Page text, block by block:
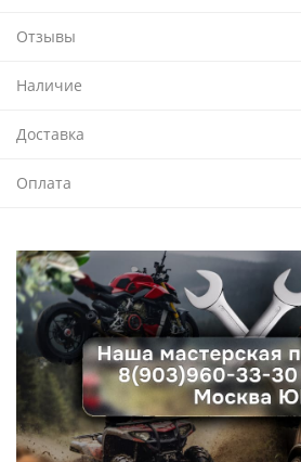
Отзывы
Наличие
Доставка
Оплата